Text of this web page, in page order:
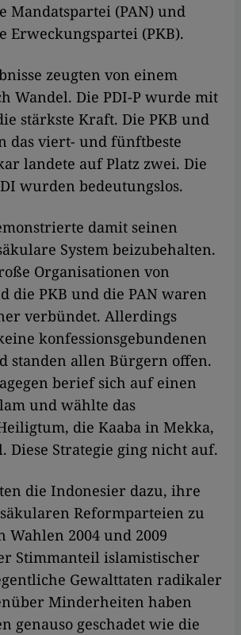
Mandatspartei (PAN) und
Erweckungspartei (PKB).
zeugten von einem
Wandel. Die PDI-P wurde mit
stärkste Kraft. Die PKB und
das viert- und fünftbeste
landete auf Platz zwei. Die
wurden bedeutungslos.
damit seinen
System beizubehalten.
Organisationen von
die PKB und die PAN waren
verbündet. Allerdings
konfessionsgebundenen
standen allen Bürgern offen.
berief sich auf einen
und wählte das
die Kaaba in Mekka,
Diese Strategie ging nicht auf.
die Indonesier dazu, ihre
Reformparteien zu
Wahlen 2004 und 2009
Stimmanteil islamistischer
Gewalttaten radikaler
Minderheiten haben
genauso geschadet wie die